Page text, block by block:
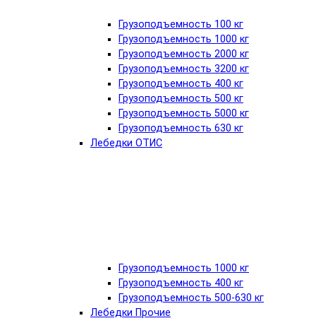
Грузоподъемность 100 кг
Грузоподъемность 1000 кг
Грузоподъемность 2000 кг
Грузоподъемность 3200 кг
Грузоподъемность 400 кг
Грузоподъемность 500 кг
Грузоподъемность 5000 кг
Грузоподъемность 630 кг
Лебедки ОТИС
Грузоподъемность 1000 кг
Грузоподъемность 400 кг
Грузоподъемность 500-630 кг
Лебедки Прочие